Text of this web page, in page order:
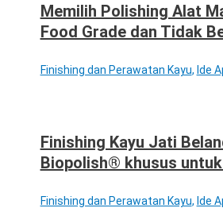
Memilih Polishing Alat
Food Grade dan Tidak
Finishing dan Perawatan Kayu, Ide
Finishing Kayu Jati
Biopolish® khusus
Finishing dan Perawatan Kayu, Ide